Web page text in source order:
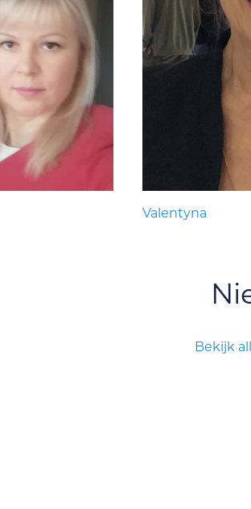
Valentyna
Bekijk